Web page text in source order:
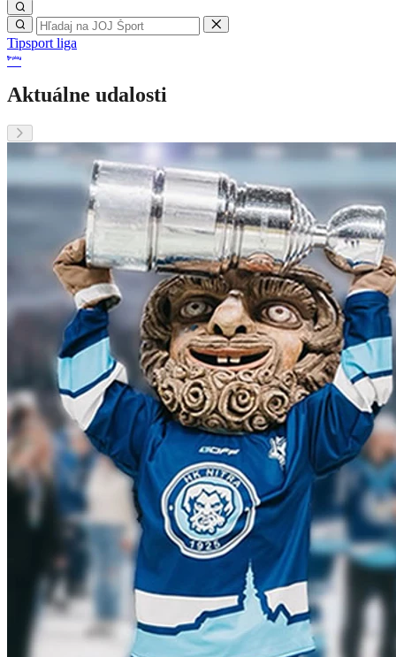
Tipsport liga
Aktuálne udalosti